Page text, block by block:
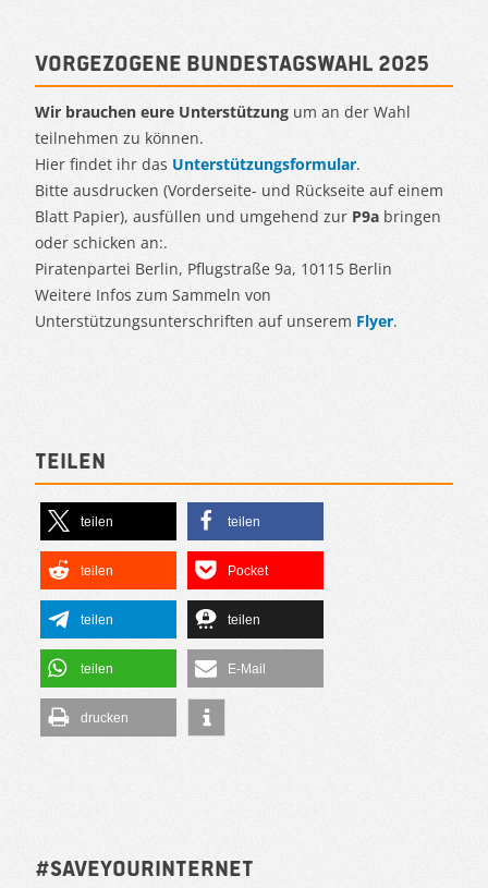
Vorgezogene Bundestagswahl 2025
Wir brauchen eure Unterstützung um an der Wahl
teilnehmen zu können.
Hier findet ihr das Unterstützungsformular.
Bitte ausdrucken (Vorderseite- und Rückseite auf einem
Blatt Papier), ausfüllen und umgehend zur P9a bringen
oder schicken an:.
Piratenpartei Berlin, Pflugstraße 9a, 10115 Berlin
Weitere Infos zum Sammeln von
Unterstützungsunterschriften auf unserem Flyer.
Teilen
teilen teilen
teilen Pocket
teilen teilen
teilen E-Mail
drucken
#SAVEYOURINTERNET